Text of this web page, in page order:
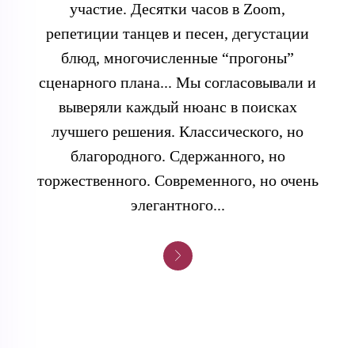
участие. Десятки часов в Zoom,
репетиции танцев и песен, дегустации
блюд, многочисленные “прогоны”
сценарного плана... Мы согласовывали и
выверяли каждый нюанс в поисках
лучшего решения. Классического, но
благородного. Сдержанного, но
торжественного. Современного, но очень
элегантного...